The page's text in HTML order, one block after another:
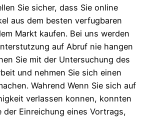
Sie sicher, dass Sie online
aus dem besten verfugbaren
Markt kaufen. Bei uns werden
auf Abruf nie hangen
Sie mit der Untersuchung des
und nehmen Sie sich einen
Wahrend Wenn Sie sich auf
verlassen konnen, konnten
der Einreichung eines Vortrags,